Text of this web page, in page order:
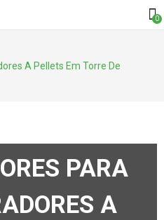
0
A Pellets Em Torre De
PARA
A